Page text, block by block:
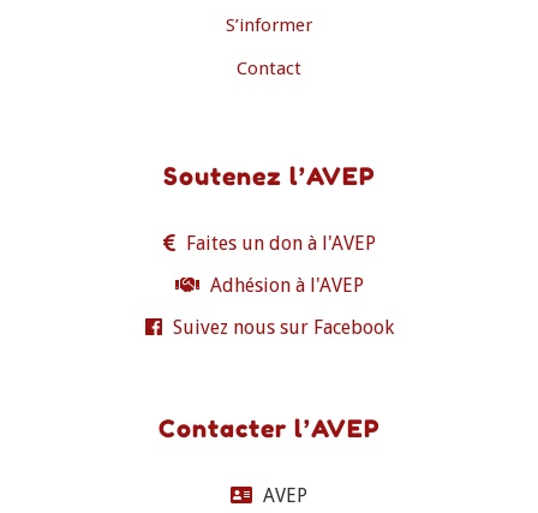
S’informer
Contact
Soutenez l’AVEP
Faites un don à l'AVEP
Adhésion à l'AVEP
Suivez nous sur Facebook
Contacter l’AVEP
AVEP